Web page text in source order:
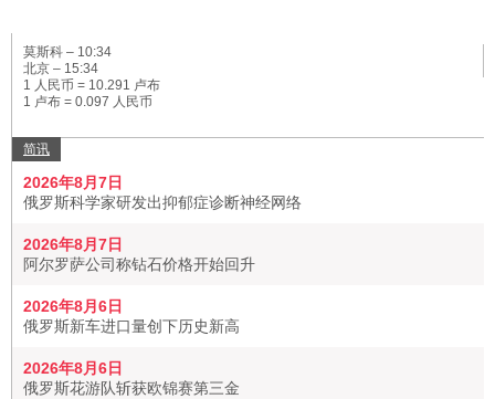
视听
莫斯科 – 10:34
北京 – 15:34
1 人民币 = 10.291 卢布
1 卢布 = 0.097 人民币
简讯
2026年8月7日
俄罗斯科学家研发出抑郁症诊断神经网络
2026年8月7日
阿尔罗萨公司称钻石价格开始回升
2026年8月6日
俄罗斯新车进口量创下历史新高
2026年8月6日
俄罗斯花游队斩获欧锦赛第三金